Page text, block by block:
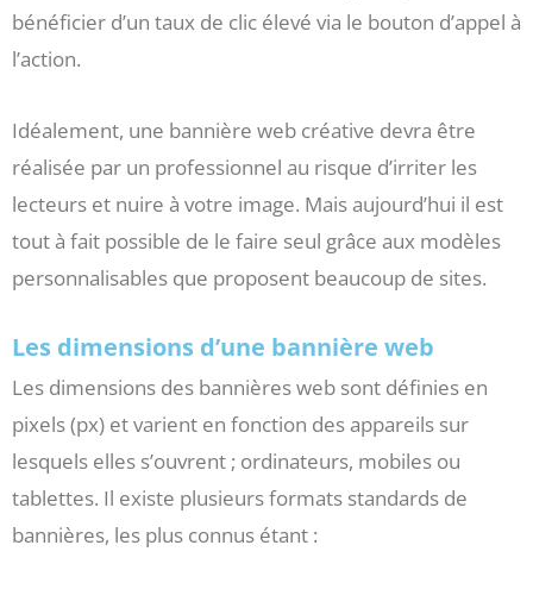
bénéficier d’un taux de clic élevé via le bouton d’appel à
l’action.
Idéalement, une bannière web créative devra être
réalisée par un professionnel au risque d’irriter les
lecteurs et nuire à votre image. Mais aujourd’hui il est
tout à fait possible de le faire seul grâce aux modèles
personnalisables que proposent beaucoup de sites.
Les dimensions d’une bannière web
Les dimensions des bannières web sont définies en
pixels (px) et varient en fonction des appareils sur
lesquels elles s’ouvrent ; ordinateurs, mobiles ou
tablettes. Il existe plusieurs formats standards de
bannières, les plus connus étant :